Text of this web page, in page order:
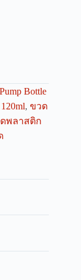
Bottle
, ขวด
พลาสติก